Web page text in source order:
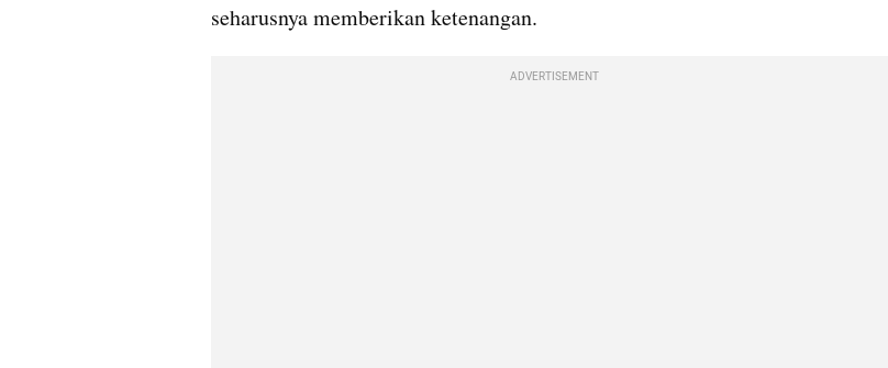
seharusnya memberikan ketenangan.
ADVERTISEMENT